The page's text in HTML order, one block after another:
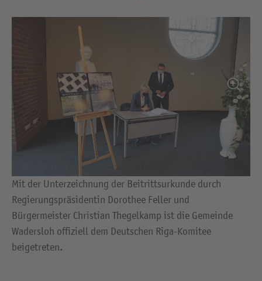
Mit der Unterzeichnung der Beitrittsurkunde durch
Regierungspräsidentin Dorothee Feller und
Bürgermeister Christian Thegelkamp ist die Gemeinde
Wadersloh offiziell dem Deutschen Riga-Komitee
beigetreten.